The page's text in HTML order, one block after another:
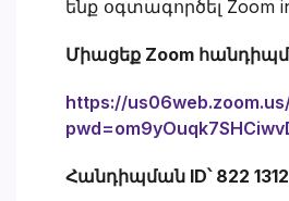
ենք օգտագործել Zoom
Միացեք Zoom
https://
Հանդիպման ID՝ 822